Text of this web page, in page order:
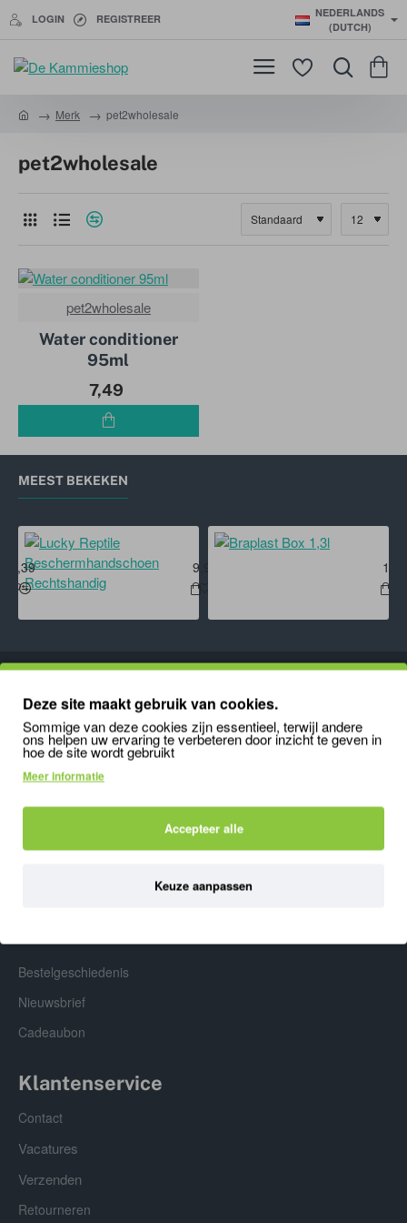
LOGIN REGISTREER
NEDERLANDS
(DUTCH)
m
e
Merk pet2wholesale
pet2wholesale
pet2wholesale
Water conditioner
95ml
7,49
MEEST BEKEKEN
Cup Holder
Exo Terra Primate Skull
16,39
Lucky Reptile
9,95 1,75
Over Ons
De Kammieshop Blog
Reptielen Beurs Overzicht
Privacyverklaring
Algemene Voorwaarden
Bestelgeschiedenis
Nieuwsbrief
Cadeaubon
Klantenservice
Contact
Vacatures
Verzenden
Retourneren
Deze site maakt gebruik van cookies.
Sommige van deze cookies zijn essentieel, terwijl andere
ons helpen uw ervaring te verbeteren door inzicht te geven in
hoe de site wordt gebruikt
Meer informatie
Accepteer alle
Keuze aanpassen